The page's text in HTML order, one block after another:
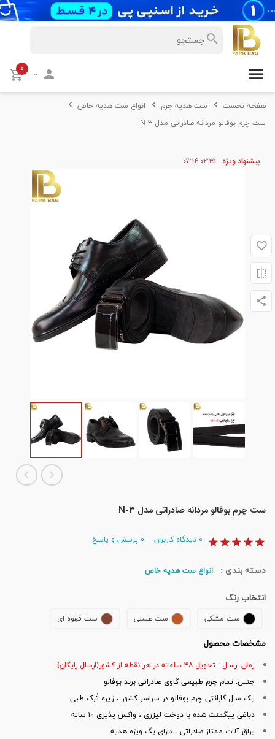
۰
صفحه نخست ست هدیه چرم
انواع ست هدیه خاص
ست چرم بوفالو مردانه صادراتی مدل N-۳
پیشنهاد ویژه ۰۷۱۴ ۰۲۲۵
ست چرم بوفالو مردانه صادراتی مدل N-۳
دیدگاه کاربران پرسش و پاسخ
دسته بندی : انواع ست هدیه خاص
انتخاب رنگ
ست مشکی ست عسلی ست قهوه ای
مشخصات محصول
زمان ارسال : تحویل ۴۸ ساعته در هر نقطه از کشور(ارسال رایگان)
جنس: تمام چرم طبیعی گاوی صادراتی برند بوفالو
یک سال گارانتی چرم بوفالو در سراسر کشور ، زیره تُرک طبی
دباغی پیگمنت شده با دوخت لیزری ، واکس پذیری ۱۰ ساله
یراق آلات ممتاز صادراتی ، دارای بگ ویژه هدیه